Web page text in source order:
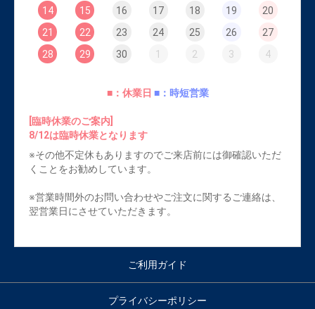
14
15 16 17 18 19
20
21
22 23 24 25 26
27
28
29 30 1 2 3 4
■：休業日 ■：時短営業
[臨時休業のご案内]
8/12は臨時休業となります
※その他不定休もありますのでご来店前には御確認いただ
くことをお勧めしています。
※営業時間外のお問い合わせやご注文に関するご連絡は、
翌営業日にさせていただきます。
ご利用ガイド
プライバシーポリシー